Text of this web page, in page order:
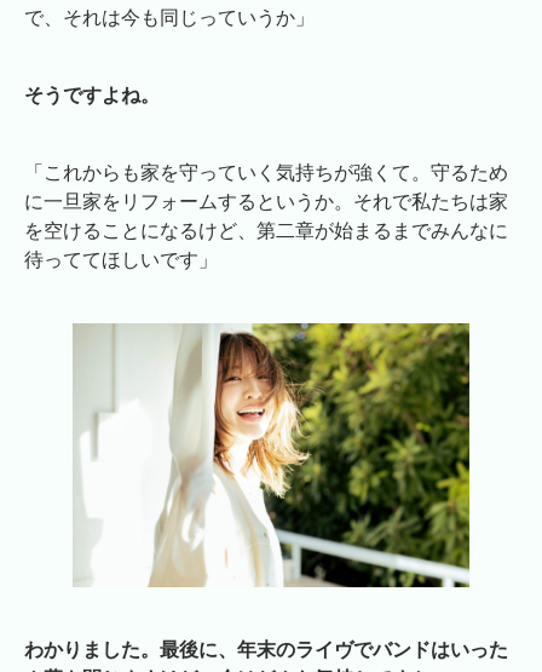
で、それは今も同じっていうか」
そうですよね。
「これからも家を守っていく気持ちが強くて。守るため
に一旦家をリフォームするというか。それで私たちは家
を空けることになるけど、第二章が始まるまでみんなに
待っててほしいです」
わかりました。最後に、年末のライヴでバンドはいった